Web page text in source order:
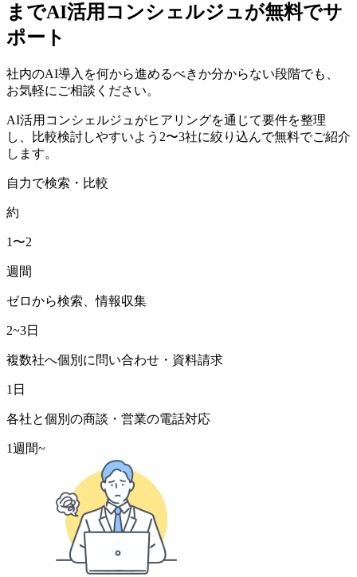
までAI活用コンシェルジュが無料でサ
ポート
社内のAI導入を何から進めるべきか分からない段階でも、
お気軽にご相談ください。
AI活用コンシェルジュがヒアリングを通じて要件を整理
し、比較検討しやすいよう2〜3社に絞り込んで無料でご紹介
します。
自力で検索・比較
約
1〜2
週間
ゼロから検索、情報収集
2~3日
複数社へ個別に問い合わせ・資料請求
1日
各社と個別の商談・営業の電話対応
1週間~